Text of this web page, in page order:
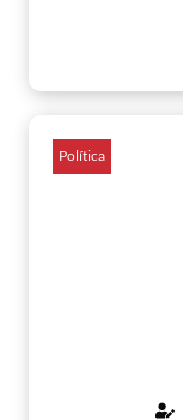
Política